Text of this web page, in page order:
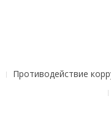
Противодействие